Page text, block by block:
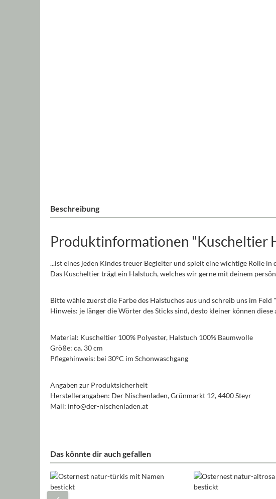
Beschreibung
Produktinformationen "Kuscheltier
...ist eines jeden Kindes treuer Begleiter und spielt eine wichtige Rolle in
Das Kuscheltier trägt ein Halstuch, welches wir gerne mit deinem
Bitte wähle zuerst die Farbe des Halstuches aus und schreib uns im
Hinweis: je länger die Wörter des Sticks sind, desto kleiner können diese
Material: Kuscheltier 100% Polyester, Halstuch 100% Baumwolle
Größe: ca. 30 cm
Pflegehinweis: bei 30°C im Schonwaschgang
Angaben zur Produktsicherheit
Herstellerangaben: Der Nischenladen, Grünmarkt 12, 4400 Steyr
Mail: info@der-nischenladen.at
Das könnte dir auch gefallen
Produktgalerie überspringen